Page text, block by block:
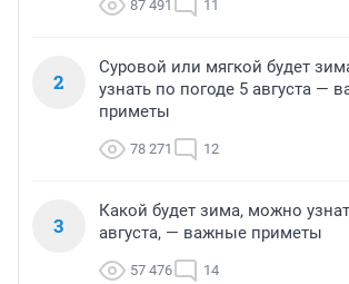
87 491 11
2
Суровой или мягкой будет
узнать по погоде 5 августа —
приметы
78 271 12
3
Какой будет зима, можно
августа, — важные приметы
57 476 14